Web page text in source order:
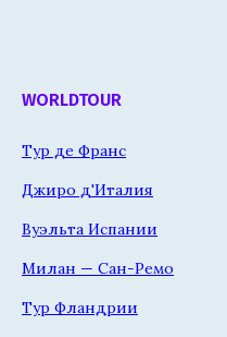
WORLDTOUR
Тур де Франс
Джиро д'Италия
Вуэльта Испании
Милан — Сан-Ремо
Тур Фландрии